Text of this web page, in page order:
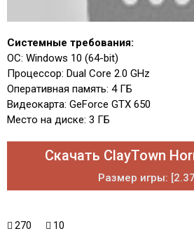
Системные требования:
ОС: Windows 10 (64-bit)
Процессор: Dual Core 2.0 GHz
Оперативная память: 4 ГБ
Видеокарта: GeForce GTX 650
Место на диске: 3 ГБ
Скачать ClayTown
Размер игры:
270 10